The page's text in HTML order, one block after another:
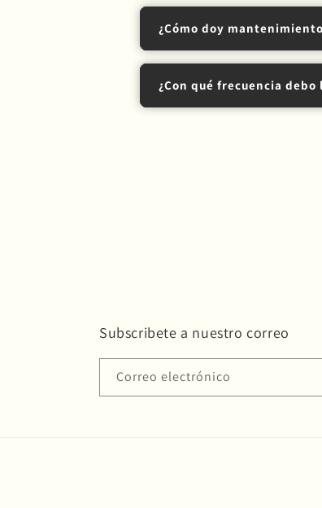
Goteo manual
–
AeroPress– Versátil
Moka– Cafetera
tu nivel de
Fácil y sin
Si prefieres espresso
¿Cómo doy
¿Con qué frecuencia
Subscribete a nuestro correo
Correo electrónico